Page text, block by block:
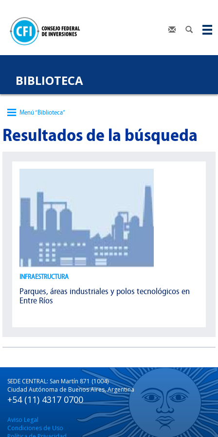
BIBLIOTECA
Menú “Biblioteca”
Resultados de la búsqueda
INFRAESTRUCTURA
Parques, áreas industriales y polos tecnológicos en
Entre Ríos
SEDE CENTRAL: San Martín 871 (1004)
Ciudad Autónoma de Buenos Aires, Argentina
+54 (11) 4317 0700
Aviso Legal
Condiciones de Uso